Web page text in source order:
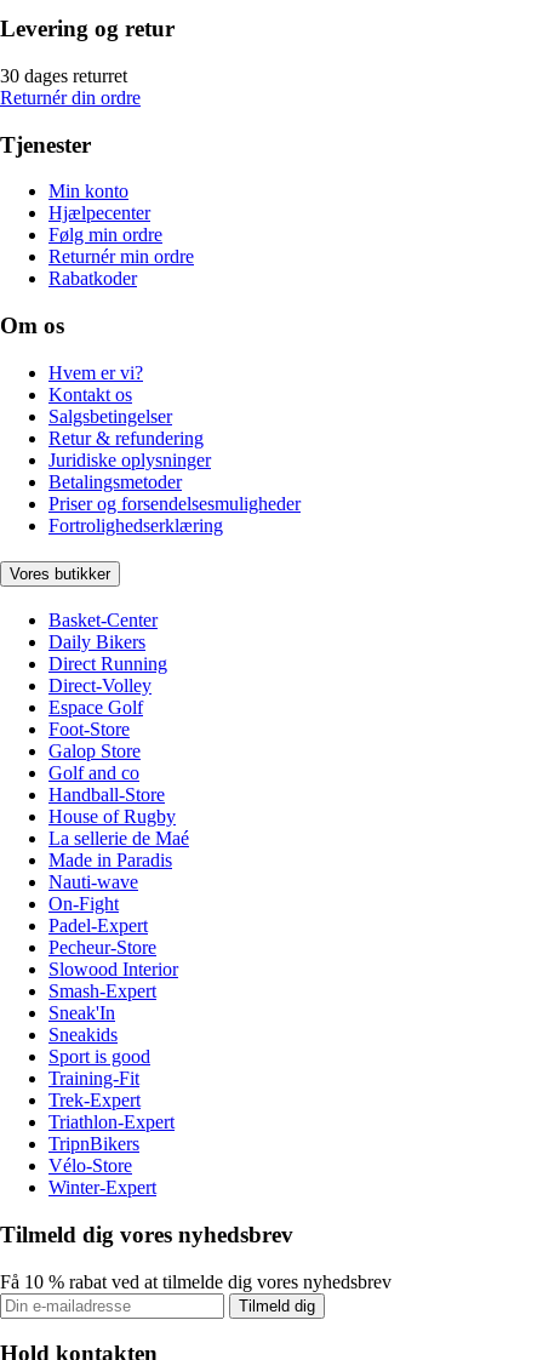
Levering og retur
30 dages returret
Returnér din ordre
Tjenester
Min konto
Hjælpecenter
Følg min ordre
Returnér min ordre
Rabatkoder
Om os
Hvem er vi?
Kontakt os
Salgsbetingelser
Retur & refundering
Juridiske oplysninger
Betalingsmetoder
Priser og forsendelsesmuligheder
Fortrolighedserklæring
Vores butikker
Basket-Center
Daily Bikers
Direct Running
Direct-Volley
Espace Golf
Foot-Store
Galop Store
Golf and co
Handball-Store
House of Rugby
La sellerie de Maé
Made in Paradis
Nauti-wave
On-Fight
Padel-Expert
Pecheur-Store
Slowood Interior
Smash-Expert
Sneak'In
Sneakids
Sport is good
Training-Fit
Trek-Expert
Triathlon-Expert
TripnBikers
Vélo-Store
Winter-Expert
Tilmeld dig vores nyhedsbrev
Få 10 % rabat ved at tilmelde dig vores nyhedsbrev
Tilmeld dig
Hold kontakten